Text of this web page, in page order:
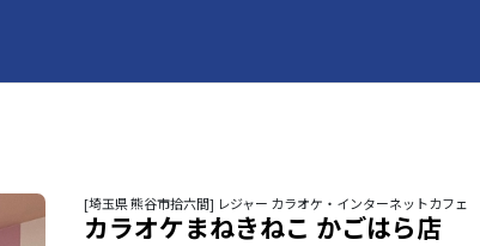
[埼玉県 熊谷市拾六間] レジャー カラオケ・インターネットカフェ
カラオケまねきねこ かごはら店